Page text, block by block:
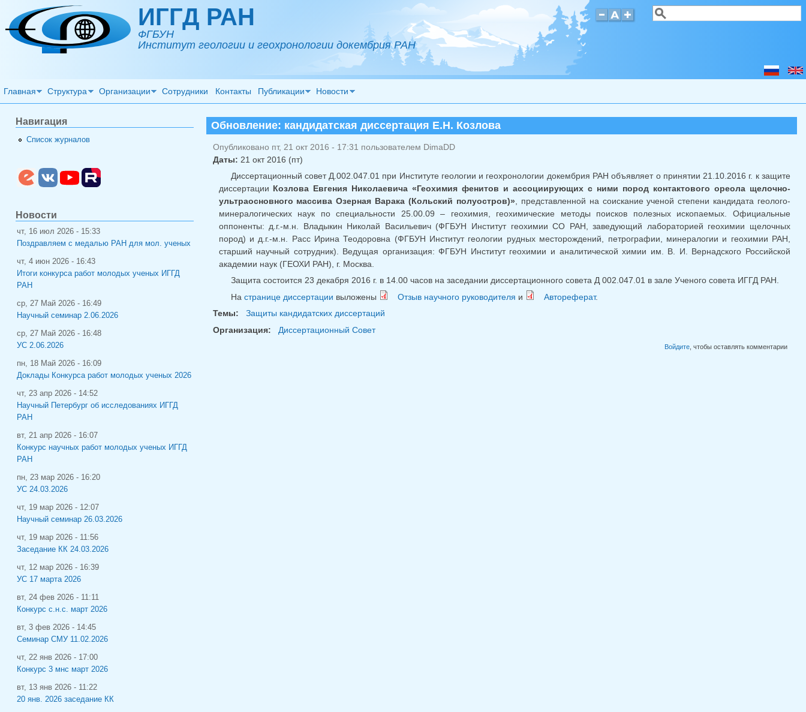
Перейти к основному содержанию ИГГД РАН
ФГБУН
Институт геологии и геохронологии докембрия РАН
Форма поиска
Поиск
Главная Структура Организации Сотрудники Контакты Публикации Новости
Обновление: кандидатская диссертация Е.Н. Козлова
Опубликовано пт, 21 окт 2016 - 17:31 пользователем DimaDD
Даты: 21 окт 2016 (пт)
Диссертационный совет Д.002.047.01 при Институте геологии и геохронологии докембрия РАН объявляет о принятии 21.10.2016 г. к защите
диссертации Козлова Евгения Николаевича «Геохимия фенитов и ассоциирующих с ними пород контактового ореола щелочно-
ультраосновного массива Озерная Варака (Кольский полуостров)», представленной на соискание ученой степени кандидата геолого-
минералогических наук по специальности 25.00.09 – геохимия, геохимические методы поисков полезных ископаемых. Официальные
оппоненты: д.г.-м.н. Владыкин Николай Васильевич (ФГБУН Институт геохимии СО РАН, заведующий лабораторией геохимии щелочных
пород) и д.г.-м.н. Расс Ирина Теодоровна (ФГБУН Институт геологии рудных месторождений, петрографии, минералогии и геохимии РАН,
старший научный сотрудник). Ведущая организация: ФГБУН Институт геохимии и аналитической химии им. В. И. Вернадского Российской
академии наук (ГЕОХИ РАН), г. Москва.
Защита состоится 23 декабря 2016 г. в 14.00 часов на заседании диссертационного совета Д 002.047.01 в зале Ученого совета ИГГД РАН.
На странице диссертации выложены Отзыв научного руководителя и Автореферат.
Темы:
Защиты кандидатских диссертаций
Организация:
Диссертационный Совет
Войдите, чтобы оставлять комментарии
Навигация
Список журналов
Новости
чт, 16 июл 2026 - 15:33
Поздравляем с медалью РАН для мол. ученых
чт, 4 июн 2026 - 16:43
Итоги конкурса работ молодых ученых ИГГД
РАН
ср, 27 Май 2026 - 16:49
Научный семинар 2.06.2026
ср, 27 Май 2026 - 16:48
УС 2.06.2026
пн, 18 Май 2026 - 16:09
Доклады Конкурса работ молодых ученых 2026
чт, 23 апр 2026 - 14:52
Научный Петербург об исследованиях ИГГД
РАН
вт, 21 апр 2026 - 16:07
Конкурс научных работ молодых ученых ИГГД
РАН
пн, 23 мар 2026 - 16:20
УС 24.03.2026
чт, 19 мар 2026 - 12:07
Научный семинар 26.03.2026
чт, 19 мар 2026 - 11:56
Заседание КК 24.03.2026
чт, 12 мар 2026 - 16:39
УС 17 марта 2026
вт, 24 фев 2026 - 11:11
Конкурс с.н.с. март 2026
вт, 3 фев 2026 - 14:45
Семинар СМУ 11.02.2026
чт, 22 янв 2026 - 17:00
Конкурс 3 мнс март 2026
вт, 13 янв 2026 - 11:22
20 янв. 2026 заседание КК